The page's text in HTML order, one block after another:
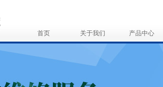
首页 关于我们 产品中心